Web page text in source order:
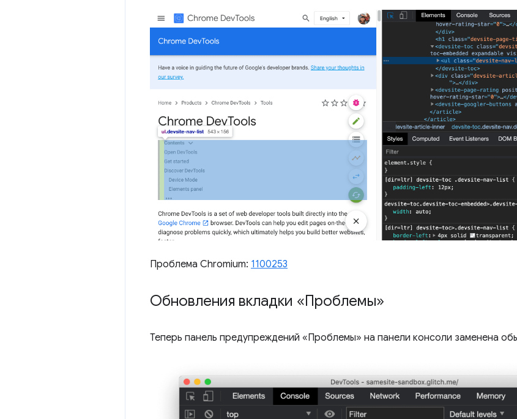
Проблема Chromium: 1100253
Обновления вкладки «Проблемы»
Теперь панель предупреждений «Проблемы» на панели консоли заменена